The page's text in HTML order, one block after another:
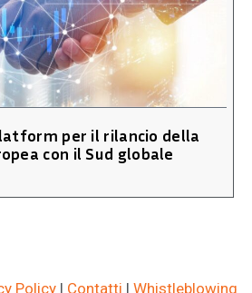
per il rilancio della
con il Sud globale
Policy | Contatti | Whistleblowing